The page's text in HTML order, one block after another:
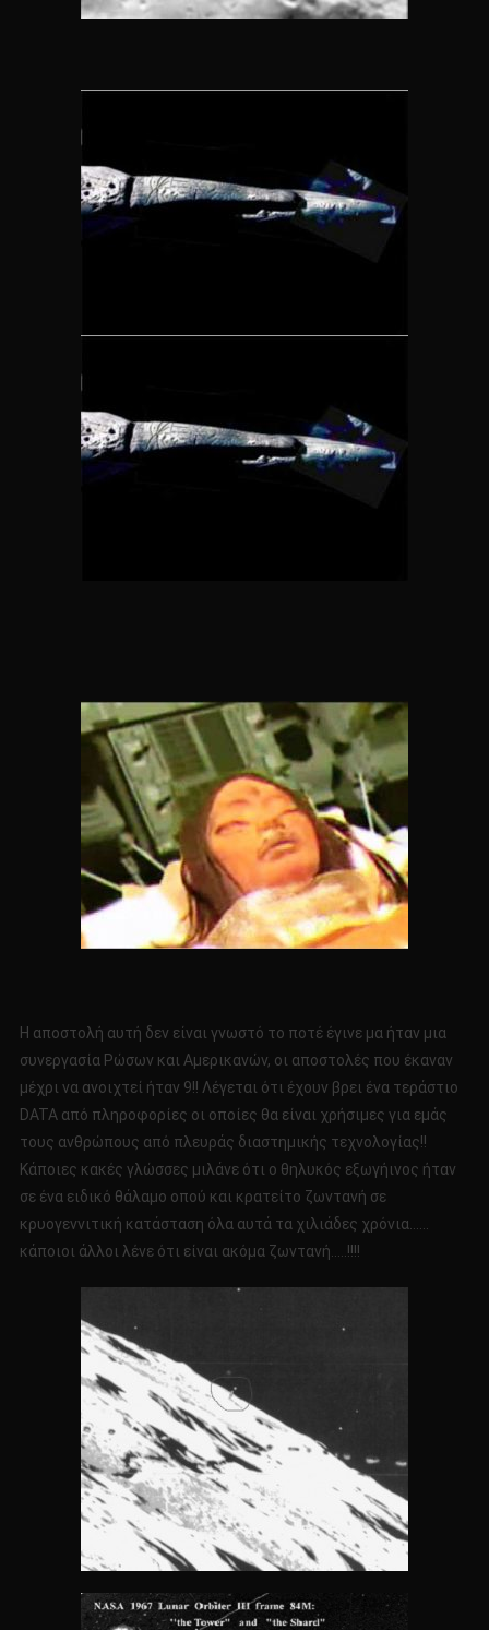
Η αποστολή αυτή δεν είναι γνωστό το ποτέ έγινε μα ήταν μια
συνεργασία Ρώσων και Αμερικανών, οι αποστολές που έκαναν
μέχρι να ανοιχτεί ήταν 9!! Λέγεται ότι έχουν βρει ένα τεράστιο
DATA από πληροφορίες οι οποίες θα είναι χρήσιμες για εμάς
τους ανθρώπους από πλευράς διαστημικής τεχνολογίας!!
Κάποιες κακές γλώσσες μιλάνε ότι ο θηλυκός εξωγήινος ήταν
σε ένα ειδικό θάλαμο οπού και κρατείτο ζωντανή σε
κρυογεννιτική κατάσταση όλα αυτά τα χιλιάδες χρόνια……
κάποιοι άλλοι λένε ότι είναι ακόμα ζωντανή…..!!!!